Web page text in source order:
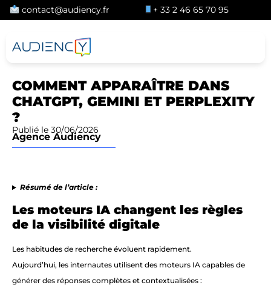
contact@audiency.fr + 33 2 46 65 70 95
COMMENT APPARAÎTRE DANS
CHATGPT, GEMINI ET PERPLEXITY
?
Publié le 30/06/2026
Agence Audiency
Résumé de l’article :
Les moteurs IA changent les règles
de la visibilité digitale
Les habitudes de recherche évoluent rapidement.
Aujourd’hui, les internautes utilisent des moteurs IA capables de
générer des réponses complètes et contextualisées :